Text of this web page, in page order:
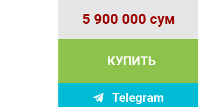
5 900 000 сум
КУПИТЬ
Telegram